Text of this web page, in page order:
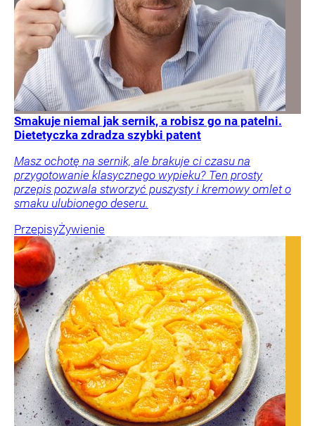
Smakuje niemal jak sernik, a robisz go na patelni.
Dietetyczka zdradza szybki patent
Masz ochotę na sernik, ale brakuje ci czasu na
przygotowanie klasycznego wypieku? Ten prosty
przepis pozwala stworzyć puszysty i kremowy omlet o
smaku ulubionego deseru.
PrzepisyŻywienie